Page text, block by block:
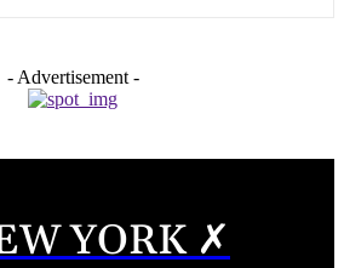
- Advertisement -
YORK ✗